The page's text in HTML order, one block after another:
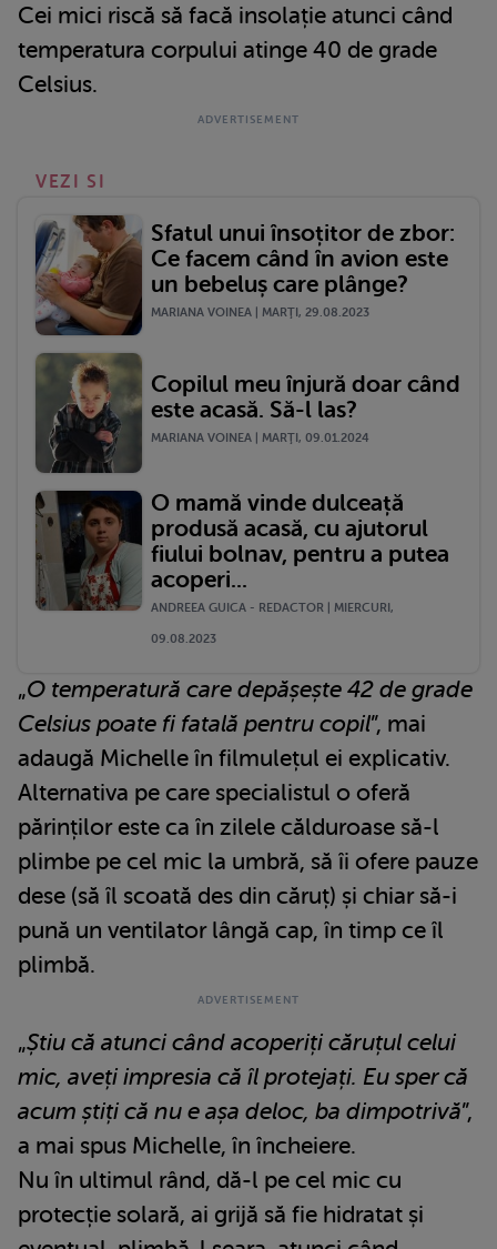
Cei mici riscă să facă insolație atunci când
temperatura corpului atinge 40 de grade
Celsius.
VEZI SI
Sfatul unui însoțitor de zbor:
Ce facem când în avion este
un bebeluș care plânge?
MARIANA VOINEA | MARŢI, 29.08.2023
Copilul meu înjură doar când
este acasă. Să-l las?
MARIANA VOINEA | MARŢI, 09.01.2024
O mamă vinde dulceață
produsă acasă, cu ajutorul
fiului bolnav, pentru a putea
acoperi...
ANDREEA GUICA - REDACTOR | MIERCURI,
09.08.2023
„O temperatură care depășește 42 de grade
Celsius poate fi fatală pentru copil”, mai
adaugă Michelle în filmulețul ei explicativ.
Alternativa pe care specialistul o oferă
părinților este ca în zilele călduroase să-l
plimbe pe cel mic la umbră, să îi ofere pauze
dese (să îl scoată des din căruț) și chiar să-i
pună un ventilator lângă cap, în timp ce îl
plimbă.
„Știu că atunci când acoperiți căruțul celui
mic, aveți impresia că îl protejați. Eu sper că
acum știți că nu e așa deloc, ba dimpotrivă”,
a mai spus Michelle, în încheiere.
Nu în ultimul rând, dă-l pe cel mic cu
protecție solară, ai grijă să fie hidratat și